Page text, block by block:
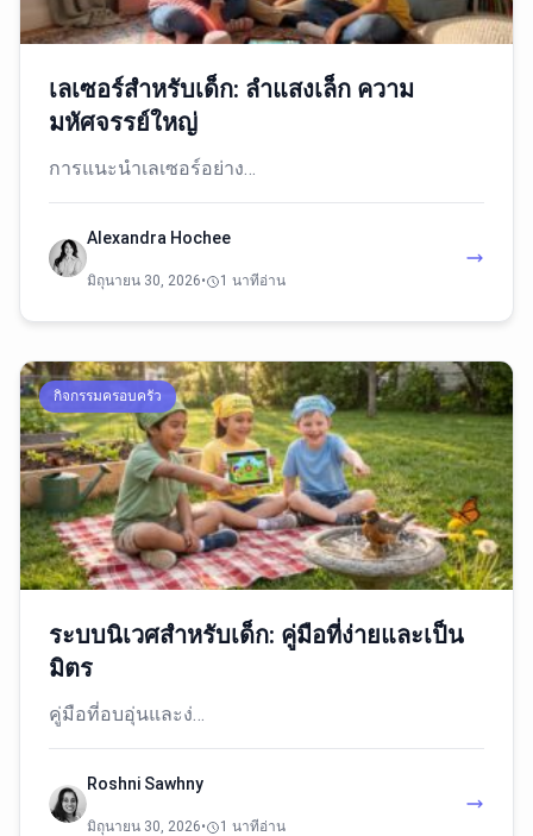
เลเซอร์สำหรับเด็ก: ลำแสงเล็ก ความ
มหัศจรรย์ใหญ่
การแนะนำเลเซอร์อย่าง…
Alexandra Hochee
มิถุนายน 30, 2026• 1 นาทีอ่าน
กิจกรรมครอบครัว
ระบบนิเวศสำหรับเด็ก: คู่มือที่ง่ายและเป็น
มิตร
คู่มือที่อบอุ่นและง่…
Roshni Sawhny
มิถุนายน 30, 2026• 1 นาทีอ่าน